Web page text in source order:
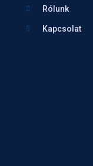
Rólunk
Kapcsolat